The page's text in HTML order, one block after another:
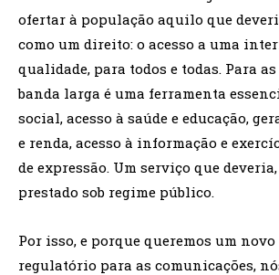
ofertar à população aquilo que
como um direito: o acesso a uma
qualidade, para todos e todas. Para
banda larga é uma ferramenta
social, acesso à saúde e educação,
e renda, acesso à informação e
de expressão. Um serviço que
prestado sob regime público.
Por isso, e porque queremos um novo
regulatório para as comunicações,